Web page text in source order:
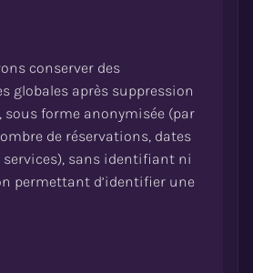
conserver des
globales après suppression
sous forme anonymisée (par
de réservations, dates
services), sans identifiant ni
permettant d’identifier une